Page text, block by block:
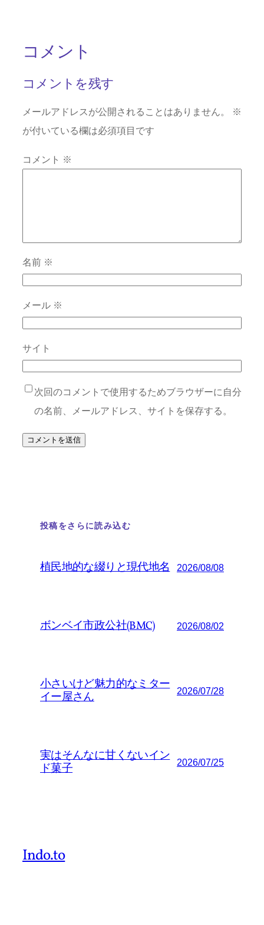
コメント
コメントを残す
メールアドレスが公開されることはありません。
※
が付いている欄は必須項目です
コメント ※
名前 ※
メール ※
サイト
次回のコメントで使用するためブラウザーに自分
の名前、メールアドレス、サイトを保存する。
投稿をさらに読み込む
植民地的な綴りと現代地名 2026/08/08
ボンベイ市政公社(BMC) 2026/08/02
小さいけど魅力的なミター
イー屋さん
2026/07/28
実はそんなに甘くないイン
ド菓子
2026/07/25
Indo.to